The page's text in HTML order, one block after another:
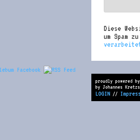
Diese
um Spam
proudly powered
by Johannes
LOGIN //